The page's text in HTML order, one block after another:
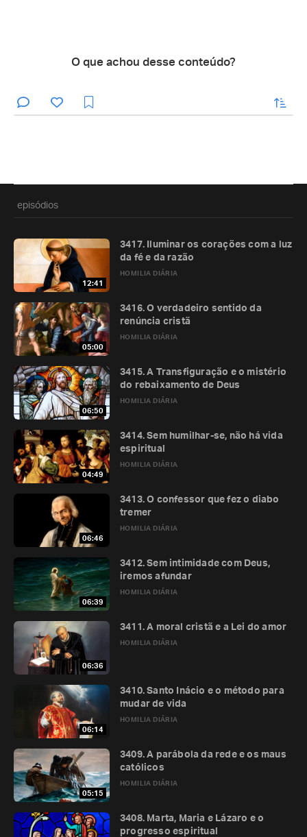
O que achou desse conteúdo?
enviar
episódios
12:41
HOMILIA DIÁRIA
3417. Iluminar os corações com a luz
da fé e da razão
05:00
HOMILIA DIÁRIA
3416. O verdadeiro sentido da
renúncia cristã
06:50
HOMILIA DIÁRIA
3415. A Transfiguração e o mistério
do rebaixamento de Deus
04:49
HOMILIA DIÁRIA
3414. Sem humilhar-se, não há vida
espiritual
06:46
HOMILIA DIÁRIA
3413. O confessor que fez o diabo
tremer
06:39
HOMILIA DIÁRIA
3412. Sem intimidade com Deus,
iremos afundar
06:36
HOMILIA DIÁRIA
3411. A moral cristã e a Lei do amor
06:14
HOMILIA DIÁRIA
3410. Santo Inácio e o método para
mudar de vida
05:15
HOMILIA DIÁRIA
3409. A parábola da rede e os maus
católicos
3408. Marta, Maria e Lázaro e o
progresso espiritual